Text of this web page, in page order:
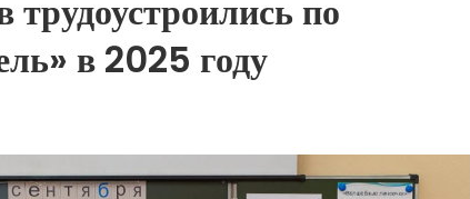
трудоустроились по
в 2025 году